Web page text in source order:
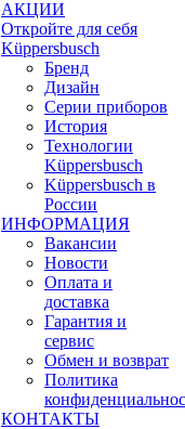
АКЦИИ
Откройте для себя
Küppersbusch
Бренд
Дизайн
Серии приборов
История
Технологии
Küppersbusch
Küppersbusch в
России
ИНФОРМАЦИЯ
Вакансии
Новости
Оплата и
доставка
Гарантия и
сервис
Обмен и возврат
Политика
КОНТАКТЫ